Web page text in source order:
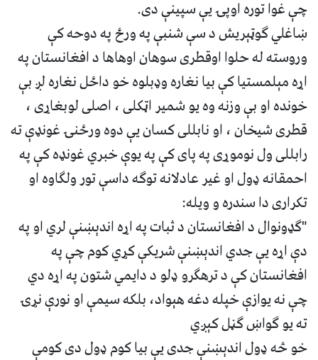
چې غوا توره اوپۍ یې سپینې دی.
ښاغلي ګوټېریش د سې شنبې په ورځ په دوحه کې
وروسته له حلوا اوقطری سوهان اوهاها د افغانستان په
اړه مېلمستیا کې بیا نغاره وډبلوه خو داځل نغاره لږ بې
خونده او بې وزنه وه یو شمیر اټکلی ، اصلی لوبغاړی ،
قطری شیخان ، او نابللی کسان یې دوه ورځنۍ غونډې ته
رابللی ول نوموړی په پای کې په یوې خبري غونډه کې په
احمقانه ډول او غیر عادلانه توګه داسې تور ولګاوه او
تکراری دا سندره و ویله:
"ګډونوال د افغانستان د ثبات په اړه اندېښنې لري او په
دې اړه یې جدي اندېښنې شریکې کړي کوم چې په
افغانستان کې د ترهګرو ډلو د دایمي شتون په اړه دي
چې نه یوازې خپله دغه هېواد، بلکه سیمې او نورې نړۍ
ته یو ګواښ ګڼل کېږي
خو څه ډول اندېښنې جدی یې بیا کوم ډول دی کومې